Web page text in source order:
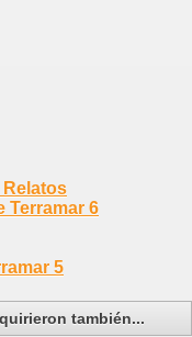
Terramar 6
5
también...